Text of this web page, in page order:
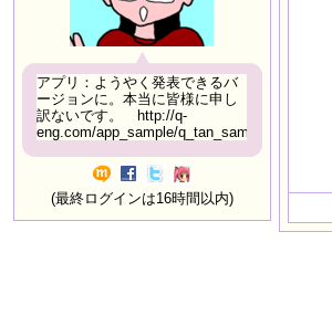
アプリ：ようやく発表できるバ
ージョンに。本当に皆様に申し
訳ないです。 http://q-
eng.com/app_sample/q_tan_sample06.html
(最終ログインは16時間以内)